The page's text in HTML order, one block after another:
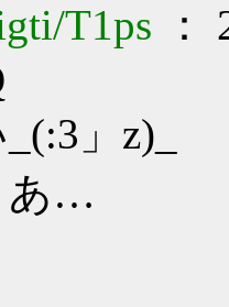
T1ps ：
」z)_
あ…